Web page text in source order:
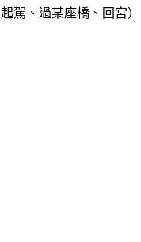
、過某座橋、回宮